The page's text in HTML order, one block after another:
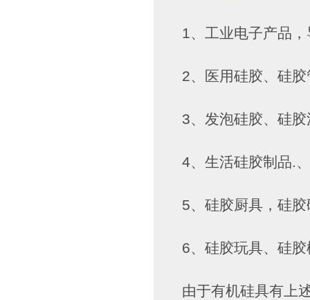
1、工业电子产品
2、医用硅胶、硅胶
3、发泡硅胶、硅
4、生活硅胶制品.
5、硅胶厨具，硅
6、硅胶玩具、硅
由于有机硅具有上